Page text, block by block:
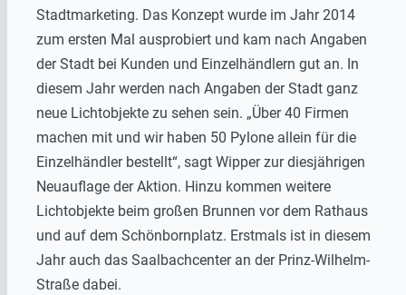
Stadtmarketing. Das Konzept wurde im Jahr 2014
zum ersten Mal ausprobiert und kam nach Angaben
der Stadt bei Kunden und Einzelhändlern gut an. In
diesem Jahr werden nach Angaben der Stadt ganz
neue Lichtobjekte zu sehen sein. „Über 40 Firmen
machen mit und wir haben 50 Pylone allein für die
Einzelhändler bestellt“, sagt Wipper zur diesjährigen
Neuauflage der Aktion. Hinzu kommen weitere
Lichtobjekte beim großen Brunnen vor dem Rathaus
und auf dem Schönbornplatz. Erstmals ist in diesem
Jahr auch das Saalbachcenter an der Prinz-Wilhelm-
Straße dabei.